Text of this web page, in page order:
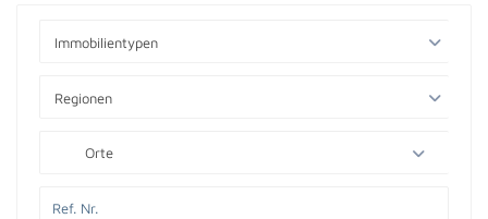
Immobilientypen
Regionen
Orte